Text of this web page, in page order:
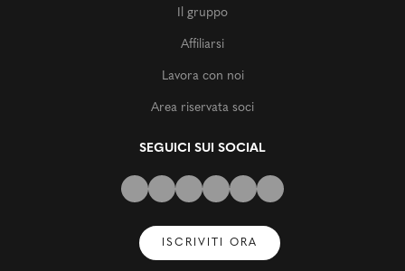
Il gruppo
Affiliarsi
Lavora con noi
Area riservata soci
SEGUICI SUI SOCIAL
ISCRIVITI ORA